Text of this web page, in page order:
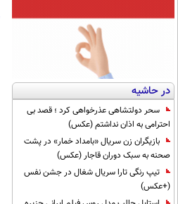
در حاشیه
سحر دولتشاهی عذرخواهی کرد ؛ قصد بی
احترامی به اذان نداشتم (عکس)
بازیگران زن سریال «بامداد خمار» در پشت
صحنه به سبک دوران قاجار (عکس)
تیپ رنگی تارا سریال شغال در جشن نفس
(+عکس)